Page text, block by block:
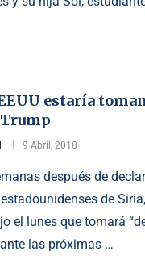
estaría
9 Abril, 2018
después de
de
el lunes que tomará
las próximas …